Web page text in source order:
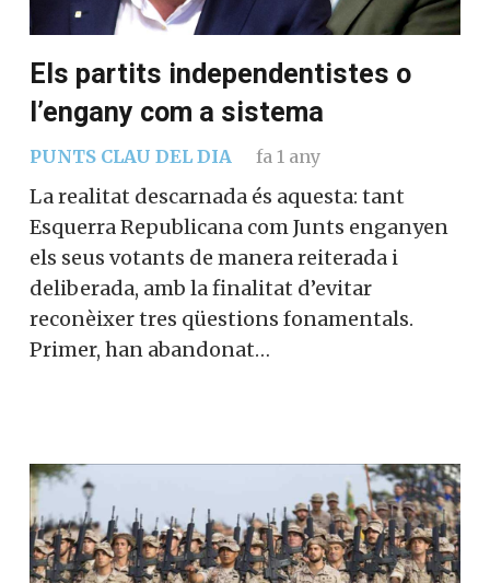
Els partits independentistes o
l’engany com a sistema
PUNTS CLAU DEL DIA fa 1 any
La realitat descarnada és aquesta: tant
Esquerra Republicana com Junts enganyen
els seus votants de manera reiterada i
deliberada, amb la finalitat d’evitar
reconèixer tres qüestions fonamentals.
Primer, han abandonat…